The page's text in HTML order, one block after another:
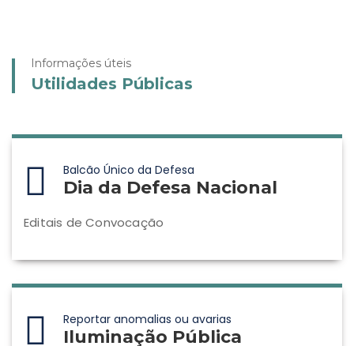
Informações úteis
Utilidades Públicas
Balcão Único da Defesa
Dia da Defesa Nacional
Editais de Convocação
Reportar anomalias ou avarias
Iluminação Pública